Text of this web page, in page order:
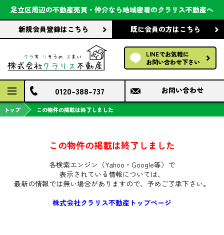
足立区周辺の不動産売買・仲介なら地域密着のクラリス不動産へ
新規会員登録はこちら 既に会員の方はこちら
LINEでお気軽に
お問い合わせ下さい
会社案内
前回の履歴で探す
保存した条件で探す
検討中の物件
0120-388-737 お問い合わせ
トップ この物件の掲載は終了しました
この物件の掲載は終了しました
各検索エンジン（Yahoo・Google等）で
表示されている情報については、
最新の情報では無い場合がありますので、 予めご了承下さい。
株式会社クラリス不動産トップページ